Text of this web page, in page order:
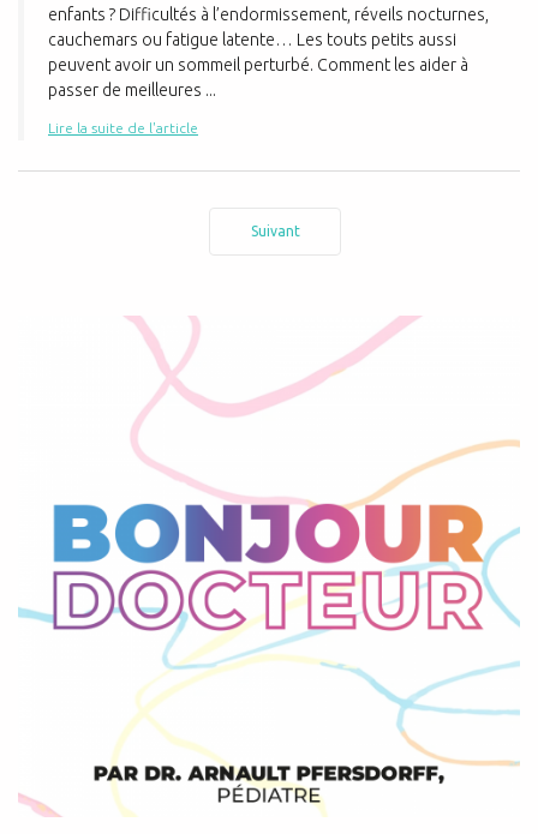
enfants ? Difficultés à l’endormissement, réveils nocturnes,
cauchemars ou fatigue latente… Les touts petits aussi
peuvent avoir un sommeil perturbé. Comment les aider à
passer de meilleures ...
Lire la suite de l'article
Suivant